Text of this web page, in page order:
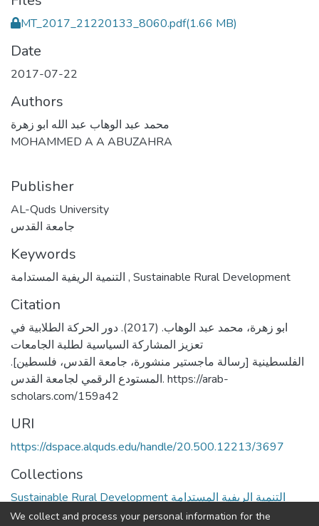
MT_2017_21220133_8060.pdf(1.66 MB)
Date
2017-07-22
Authors
محمد عبد الوهاب عبد الله ابو زهرة
MOHAMMED A A ABUZAHRA
Publisher
AL-Quds University
جامعة القدس
Keywords
, Sustainable Rural Development
Citation
ابو زهرة، محمد عبد الوهاب. (2017). دور الحركة الطلابية في
تعزيز المشاركة السياسية لطلبة الجامعات
الفلسطينية [رسالة ماجستير منشورة، جامعة القدس، فلسطين].
المستودع الرقمي لجامعة القدس. https://arab-
scholars.com/159a42
URI
https://dspace.alquds.edu/handle/20.500.12213/3697
Collections
Sustainable Rural Development التنمية الريفية المستدامة
We collect and process your personal information for the